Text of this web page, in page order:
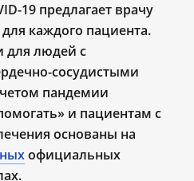
19 предлагает врачу
каждого пациента.
для людей с
сосудистыми
пандемии
и пациентам с
основаны на
официальных